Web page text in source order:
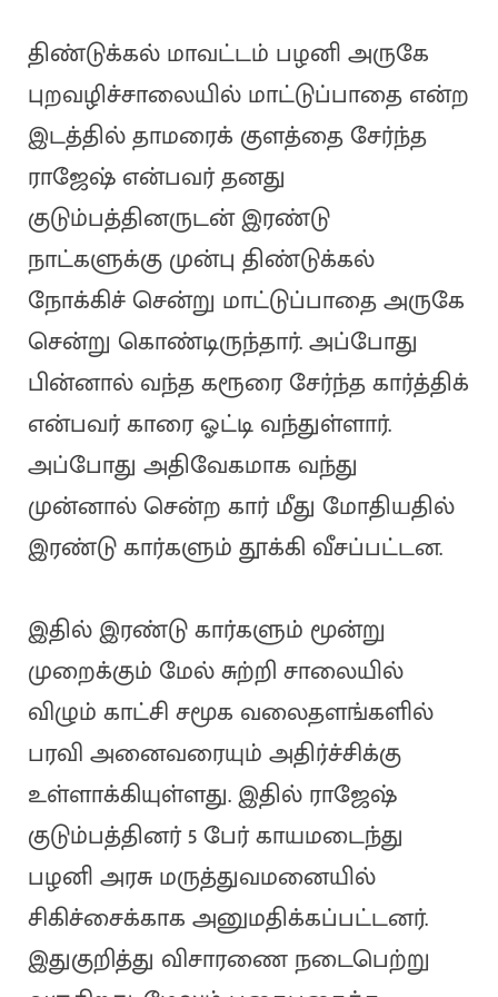
திண்டுக்கல் மாவட்டம் பழனி அருகே
புறவழிச்சாலையில் மாட்டுப்பாதை என்ற
இடத்தில் தாமரைக் குளத்தை சேர்ந்த
ராஜேஷ் என்பவர் தனது
குடும்பத்தினருடன் இரண்டு
நாட்களுக்கு முன்பு திண்டுக்கல்
நோக்கிச் சென்று மாட்டுப்பாதை அருகே
சென்று கொண்டிருந்தார். அப்போது
பின்னால் வந்த கரூரை சேர்ந்த கார்த்திக்
என்பவர் காரை ஓட்டி வந்துள்ளார்.
அப்போது அதிவேகமாக வந்து
முன்னால் சென்ற கார் மீது மோதியதில்
இரண்டு கார்களும் தூக்கி வீசப்பட்டன.
இதில் இரண்டு கார்களும் மூன்று
முறைக்கும் மேல் சுற்றி சாலையில்
விழும் காட்சி சமூக வலைதளங்களில்
பரவி அனைவரையும் அதிர்ச்சிக்கு
உள்ளாக்கியுள்ளது. இதில் ராஜேஷ்
குடும்பத்தினர் 5 பேர் காயமடைந்து
பழனி அரசு மருத்துவமனையில்
சிகிச்சைக்காக அனுமதிக்கப்பட்டனர்.
இதுகுறித்து விசாரணை நடைபெற்று